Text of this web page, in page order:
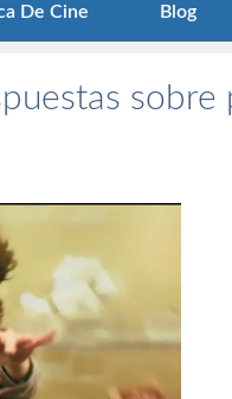
De Cine Blog
sobre